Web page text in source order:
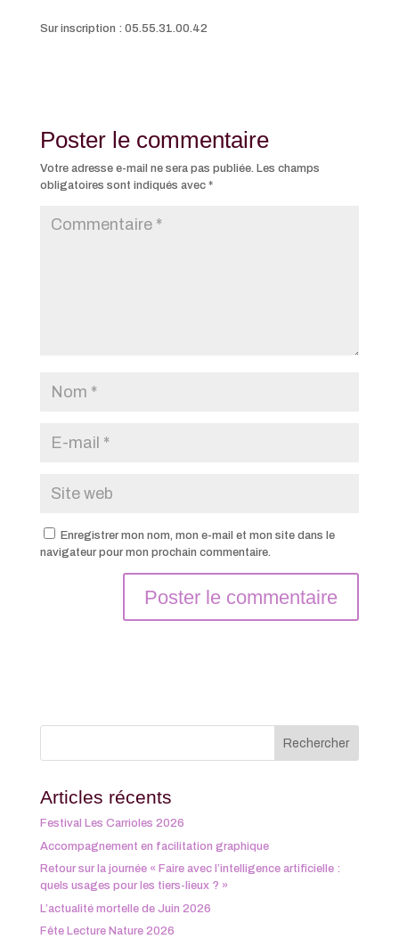
Sur inscription : 05.55.31.00.42
Poster le commentaire
Votre adresse e-mail ne sera pas publiée. Les champs
obligatoires sont indiqués avec *
Enregistrer mon nom, mon e-mail et mon site dans le
navigateur pour mon prochain commentaire.
Articles récents
Festival Les Carrioles 2026
Accompagnement en facilitation graphique
Retour sur la journée « Faire avec l’intelligence artificielle :
quels usages pour les tiers-lieux ? »
L’actualité mortelle de Juin 2026
Fête Lecture Nature 2026